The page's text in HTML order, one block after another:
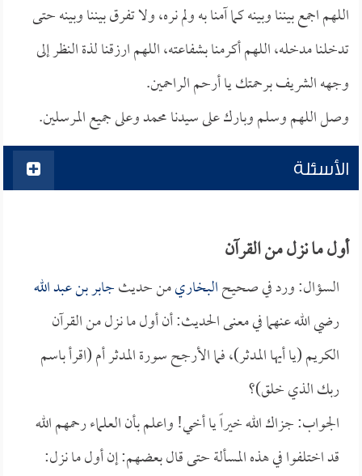
اللهم اجمع بيننا وبينه كما آمنا به ولم نره، ولا تفرق بيننا وبينه حتى
تدخلنا مدخله، اللهم أكرمنا بشفاعته، اللهم ارزقنا لذة النظر إلى
وجهه الشريف برحمتك يا أرحم الراحمين.
وصل اللهم وسلم وبارك على سيدنا محمد وعلى جميع المرسلين.
الأسئلة
أول ما نزل من القرآن
السؤال: ورد في صحيحالبخاريمن حديثجابر بن عبد الله
رضي الله عنهما في معنى الحديث: أن أول ما نزل من القرآن
الكريم (يا أيها المدثر)، فما الأرجح سورة المدثر أم (اقرأ باسم
ربك الذي خلق)؟
الجواب: جزاك الله خيراً يا أخي! واعلم بأن العلماء رحمهم الله
قد اختلفوا في هذه المسألة حتى قال بعضهم: إن أول ما نزل: